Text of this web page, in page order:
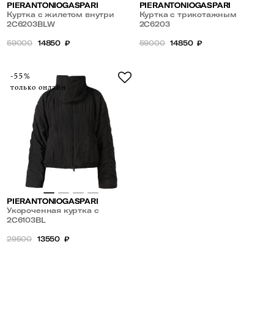
PIERANTONIOGASPARI
Куртка с жилетом внутри
2С6203BLW
59000 14850 ₽
PIERANTONIOGASPARI
Куртка с трикотажным
жилетом внутри
2С6203
59000 14850 ₽
-55%
только онлайн
PIERANTONIOGASPARI
Укороченная куртка с
высоким воротником
2С6103BL
29500 13550 ₽